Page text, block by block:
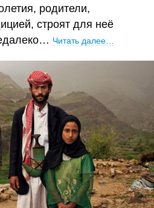
родители,
строят для неё
Читать далее…